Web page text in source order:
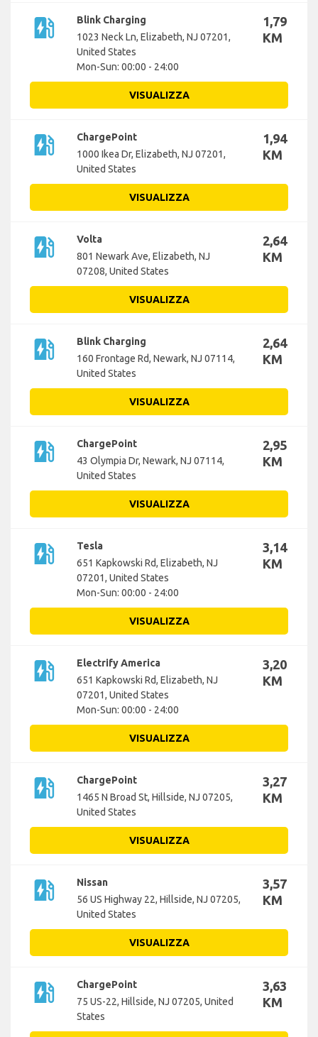
ev_station
Blink Charging
1023 Neck Ln, Elizabeth, NJ 07201,
United States
Mon-Sun: 00:00 - 24:00
1,79
KM
VISUALIZZA
ev_station
ChargePoint
1000 Ikea Dr, Elizabeth, NJ 07201,
United States
1,94
KM
VISUALIZZA
ev_station
Volta
801 Newark Ave, Elizabeth, NJ
07208, United States
2,64
KM
VISUALIZZA
ev_station
Blink Charging
160 Frontage Rd, Newark, NJ 07114,
United States
2,64
KM
VISUALIZZA
ev_station
ChargePoint
43 Olympia Dr, Newark, NJ 07114,
United States
2,95
KM
VISUALIZZA
ev_station
Tesla
651 Kapkowski Rd, Elizabeth, NJ
07201, United States
Mon-Sun: 00:00 - 24:00
3,14
KM
VISUALIZZA
ev_station
Electrify America
651 Kapkowski Rd, Elizabeth, NJ
07201, United States
Mon-Sun: 00:00 - 24:00
3,20
KM
VISUALIZZA
ev_station
ChargePoint
1465 N Broad St, Hillside, NJ 07205,
United States
3,27
KM
VISUALIZZA
ev_station
Nissan
56 US Highway 22, Hillside, NJ 07205,
United States
3,57
KM
VISUALIZZA
ev_station
ChargePoint
75 US-22, Hillside, NJ 07205, United
States
3,63
KM